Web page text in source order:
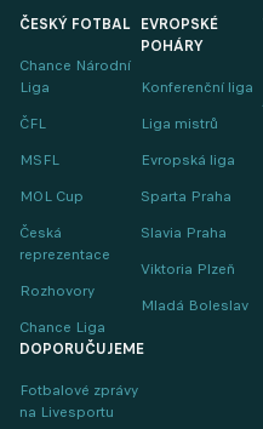
ČESKÝ FOTBAL
Chance Národní
Liga
ČFL
MSFL
MOL Cup
Česká
reprezentace
Rozhovory
Chance Liga
EVROPSKÉ
POHÁRY
Konferenční liga
Liga mistrů
Evropská liga
Sparta Praha
Slavia Praha
Viktoria Plzeň
Mladá Boleslav
DOPORUČUJEME
Fotbalové zprávy
na Livesportu